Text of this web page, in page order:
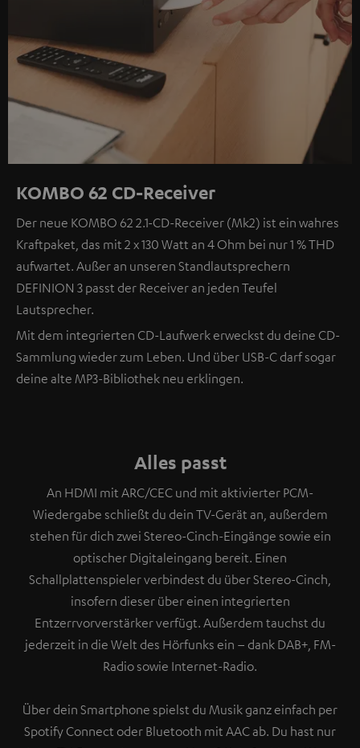
KOMBO 62 CD-Receiver
Der neue KOMBO 62 2.1-CD-Receiver (Mk2) ist ein wahres
Kraftpaket, das mit 2 x 130 Watt an 4 Ohm bei nur 1 % THD
aufwartet. Außer an unseren Standlautsprechern
DEFINION 3 passt der Receiver an jeden Teufel
Lautsprecher.
Mit dem integrierten CD-Laufwerk erweckst du deine CD-
Sammlung wieder zum Leben. Und über USB-C darf sogar
deine alte MP3-Bibliothek neu erklingen.
Alles passt
An HDMI mit ARC/CEC und mit aktivierter PCM-
Wiedergabe schließt du dein TV-Gerät an, außerdem
stehen für dich zwei Stereo-Cinch-Eingänge sowie ein
optischer Digitaleingang bereit. Einen
Schallplattenspieler verbindest du über Stereo-Cinch,
insofern dieser über einen integrierten
Entzerrvorverstärker verfügt. Außerdem tauchst du
jederzeit in die Welt des Hörfunks ein – dank DAB+, FM-
Radio sowie Internet-Radio.
Über dein Smartphone spielst du Musik ganz einfach per
Spotify Connect oder Bluetooth mit AAC ab. Du hast nur